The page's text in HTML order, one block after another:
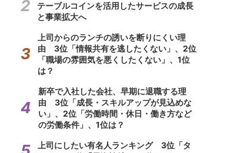
テーブルコインを活用したサービスの成長
と事業拡大へ
上司からのランチの誘いを断りにくい理
由 3位「情報共有を逃したくない」、2位
「職場の雰囲気を悪くしたくない」、1位
は？
新卒で入社した会社、早期に退職する理
由 3位「成長・スキルアップが見込めな
い」、2位「労働時間・休日・働き方など
の労働条件」、1位は？
上司にしたい有名人ランキング 3位「タ